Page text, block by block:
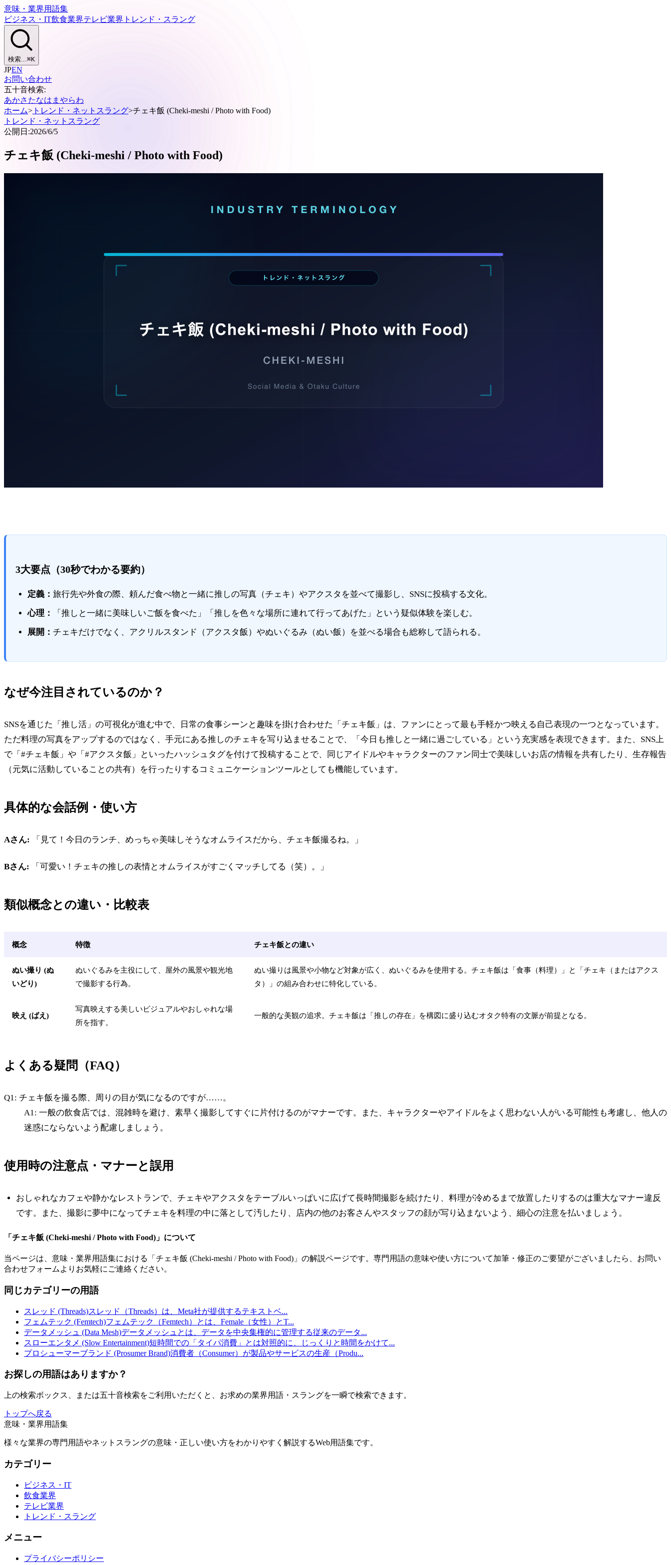
意味・業界用語集
ビジネス・IT飲食業界テレビ業界 トレンド・スラング
検索...⌘K
JPEN
お問い合わせ
五十音検索:
あかさ たなは ま やらわ
ホーム> トレンド・ネットスラング>チェキ飯 (Cheki-meshi / Photo with Food)
トレンド・ネットスラング
公開日:2026/6/5
チェキ飯 (Cheki-meshi / Photo with Food)
3大要点（30秒でわかる要約）
定義：旅行先や外食の際、頼んだ食べ物と一緒に推しの写真（チェキ）やアクスタを並べて撮影し、SNSに投稿する文化。
心理：
「推しと一緒に美味しいご飯を食べた」「推しを色々な場所に連れて行ってあげた」という疑似体験を楽しむ。
展開： チェキだけでなく、アクリルスタンド（アクスタ飯）やぬいぐるみ（ぬい飯）を並べる場合も総称して語られる。
なぜ今注目されているのか？
SNSを通じた「推し活」の可視化が進む中で、日常の食事シーンと趣味を掛け合わせた「チェキ飯」は、ファンにとって最も手軽かつ映える自己表現の一つとなっています。
ただ料理の写真をアップするのではなく、手元にある推しのチェキを写り込ませることで、「今日も推しと一緒に過ごしている」という充実感を表現できます。また、SNS上
で「#チェキ飯」や「#アクスタ飯」といったハッシュタグを付けて投稿することで、同じアイドルやキャラクターのファン同士で美味しいお店の情報を共有したり、生存報告
（元気に活動していることの共有）を行ったりするコミュニケーションツールとしても機能しています。
具体的な会話例・使い方
Aさん: 「見て！今日のランチ、めっちゃ美味しそうなオムライスだから、チェキ飯撮るね。」
Bさん: 「可愛い！チェキの推しの表情とオムライスがすごくマッチしてる（笑）。」
類似概念との違い・比較表
概念 特徴 チェキ飯との違い
ぬい撮り (ぬ
いどり)
ぬいぐるみを主役にして、屋外の風景や観光地
で撮影する行為。
ぬい撮りは風景や小物など対象が広く、ぬいぐるみを使用する。チェキ飯は「食事（料理）」と「チェキ（またはアクス
タ）」の組み合わせに特化している。
映え (ばえ)
写真映えする美しいビジュアルやおしゃれな場
所を指す。
一般的な美観の追求。チェキ飯は「推しの存在」を構図に盛り込むオタク特有の文脈が前提となる。
よくある疑問（FAQ）
Q1: チェキ飯を撮る際、周りの目が気になるのですが……。
A1: 一般の飲食店では、混雑時を避け、素早く撮影してすぐに片付けるのがマナーです。また、キャラクターやアイドルをよく思わない人がいる可能性も考慮し、他人の
迷惑にならないよう配慮しましょう。
使用時の注意点・マナーと誤用
おしゃれなカフェや静かなレストランで、チェキやアクスタをテーブルいっぱいに広げて長時間撮影を続けたり、料理が冷めるまで放置したりするのは重大なマナー違反
です。また、撮影に夢中になってチェキを料理の中に落として汚したり、店内の他のお客さんやスタッフの顔が写り込まないよう、細心の注意を払いましょう。
「 チェキ飯 (Cheki-meshi / Photo with Food) 」について
当ページは、意味・業界用語集における「 チェキ飯 (Cheki-meshi / Photo with Food) 」の解説ページです。専門用語の意味や使い方について加筆・修正のご要望がございましたら、お問い
合わせフォームよりお気軽にご連絡ください。
同じカテゴリーの用語
スレッド (Threads)スレッド（Threads）は、Meta社が提供するテキストベ...
フェムテック (Femtech)フェムテック（Femtech）とは、Female（女性）とT...
データメッシュ (Data Mesh)データメッシュとは、データを中央集権的に管理する従来のデータ...
スローエンタメ (Slow Entertainment)短時間での「タイパ消費」とは対照的に、じっくりと時間をかけて...
プロシューマーブランド (Prosumer Brand)消費者（Consumer）が製品やサービスの生産（Produ...
お探しの用語はありますか？
上の検索ボックス、または五十音検索をご利用いただくと、お求めの業界用語・スラングを一瞬で検索できます。
トップへ戻る
意味・業界用語集
様々な業界の専門用語やネットスラングの意味・正しい使い方をわかりやすく解説するWeb用語集です。
カテゴリー
ビジネス・IT
飲食業界
テレビ業界
トレンド・スラング
メニュー
プライバシーポリシー